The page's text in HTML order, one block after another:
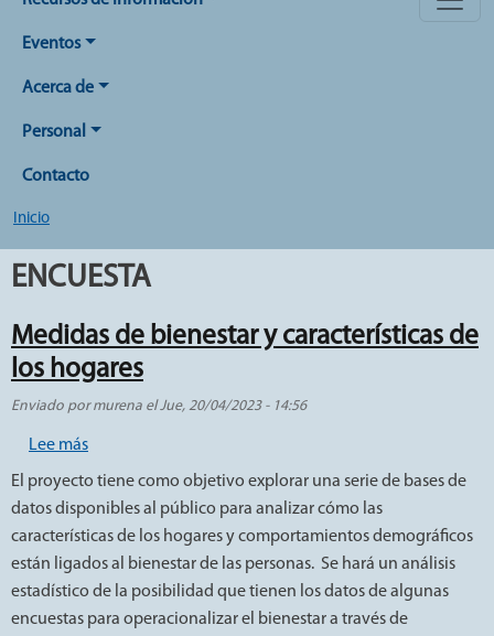
Eventos
Acerca de
Personal
Contacto
Inicio
ENCUESTA
Medidas de bienestar y características de
los hogares
Enviado pormurena elJue, 20/04/2023 - 14:56
Lee mássobre Medidas de bienestar y características de los
El proyecto tiene como objetivo explorar una serie de bases de
datos disponibles al público para analizar cómo las
características de los hogares y comportamientos demográficos
están ligados al bienestar de las personas. Se hará un análisis
estadístico de la posibilidad que tienen los datos de algunas
encuestas para operacionalizar el bienestar a través de